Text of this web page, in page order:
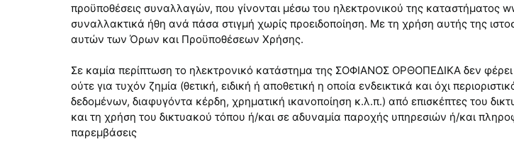
προϋποθέσεις συναλλαγών, που γίνονται μέσω του ηλεκτρονικού της
συναλλακτικά ήθη ανά πάσα στιγμή χωρίς προειδοποίηση. Με τη χρήση αυτής της
αυτών των Όρων και Προϋποθέσεων Χρήσης.
Σε καμία περίπτωση το ηλεκτρονικό κατάστημα της ΣΟΦΙΑΝΟΣ ΟΡΘΟΠΕΔΙΚΑ δεν φέρει
ούτε για τυχόν ζημία (θετική, ειδική ή αποθετική η οποία ενδεικτικά και όχι
δεδομένων, διαφυγόντα κέρδη, χρηματική ικανοποίηση κ.λ.π.) από επισκέπτες του
και τη χρήση του δικτυακού τόπου ή/και σε αδυναμία παροχής υπηρεσιών ή/και
παρεμβάσεις